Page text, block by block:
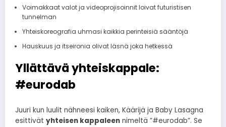
Voimakkaat valot ja videoprojisoinnit loivat futuristisen
tunnelman
Yhteiskoreografia uhmasi kaikkia perinteisiä sääntöjä
Hauskuus ja itseironia olivat läsnä joka hetkessä
Yllättävä yhteiskappale:
#eurodab
Juuri kun luulit nähneesi kaiken, Käärijä ja Baby Lasagna
esittivät yhteisen kappaleen nimeltä ”#eurodab”. Se